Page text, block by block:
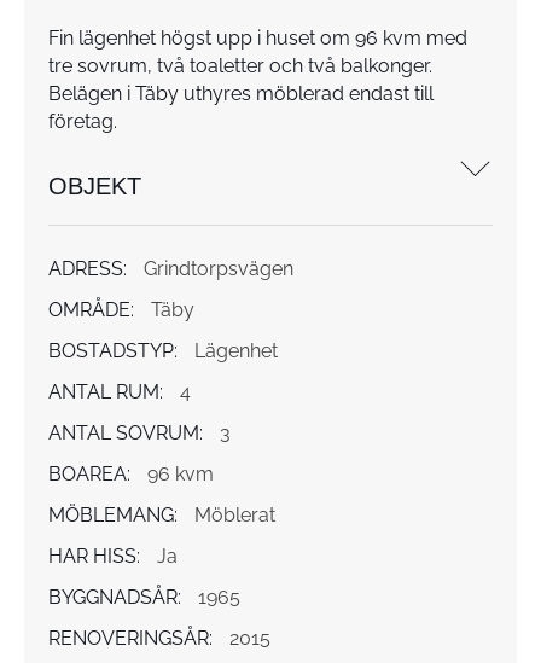
Fin lägenhet högst upp i huset om 96 kvm med
tre sovrum, två toaletter och två balkonger.
Belägen i Täby uthyres möblerad endast till
företag.
OBJEKT
ADRESS:
Grindtorpsvägen
OMRÅDE:
Täby
BOSTADSTYP:
Lägenhet
ANTAL RUM:
4
ANTAL SOVRUM:
3
BOAREA:
96 kvm
MÖBLEMANG:
Möblerat
HAR HISS:
Ja
BYGGNADSÅR:
1965
RENOVERINGSÅR:
2015